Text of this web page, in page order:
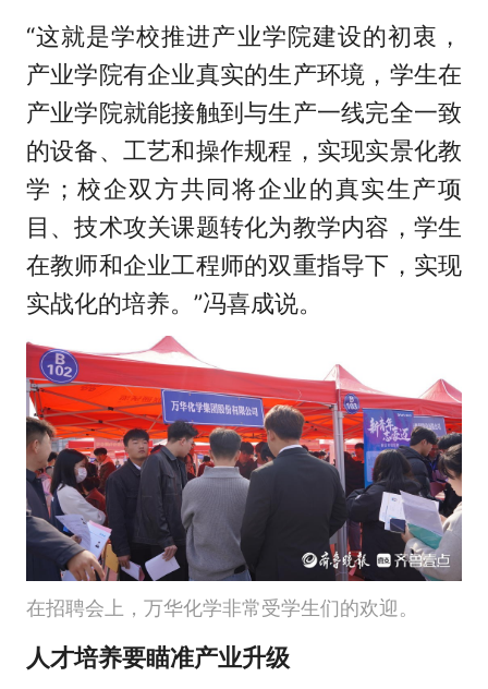
“这就是学校推进产业学院建设的初衷，
产业学院有企业真实的生产环境，学生在
产业学院就能接触到与生产一线完全一致
的设备、工艺和操作规程，实现实景化教
学；校企双方共同将企业的真实生产项
目、技术攻关课题转化为教学内容，学生
在教师和企业工程师的双重指导下，实现
实战化的培养。”冯喜成说。
在招聘会上，万华化学非常受学生们的欢迎。
人才培养要瞄准产业升级